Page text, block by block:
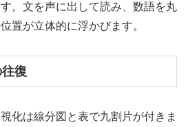
。文を声に出して読み、数語を丸
置が立体的に浮かびます。
復
化は線分図と表で九割片が付きま